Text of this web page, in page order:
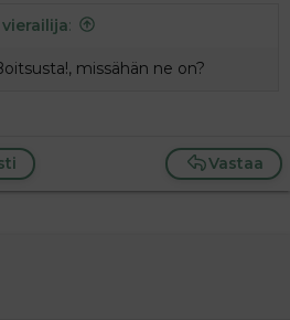
vierailija:
missähän ne on?
Vastaa